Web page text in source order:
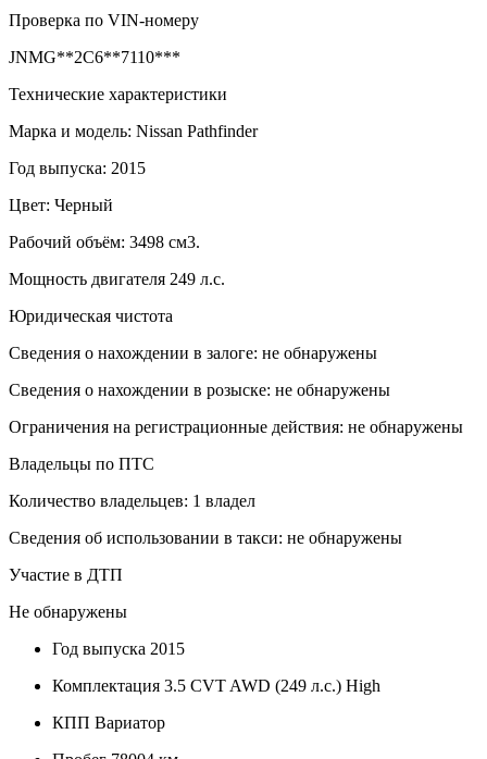
Проверка по VIN-номеру
JNMG**2C6**7110***
Технические характеристики
Марка и модель: Nissan Pathfinder
Год выпуска: 2015
Цвет: Черный
Рабочий объём: 3498 см3.
Мощность двигателя 249 л.с.
Юридическая чистота
Сведения о нахождении в залоге: не обнаружены
Сведения о нахождении в розыске: не обнаружены
Ограничения на регистрационные действия: не обнаружены
Владельцы по ПТС
Количество владельцев: 1 владел
Сведения об использовании в такси: не обнаружены
Участие в ДТП
Не обнаружены
Год выпуска 2015
Комплектация 3.5 CVT AWD (249 л.с.) High
КПП Вариатор